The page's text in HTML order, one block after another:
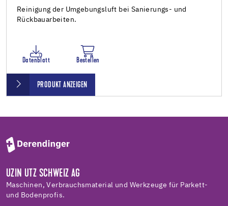
Reinigung der Umgebungsluft bei Sanierungs- und
Rückbauarbeiten.
Datenblatt Bestellen
PRODUKT ANZEIGEN
UZIN UTZ SCHWEIZ AG
Maschinen, Verbrauchsmaterial und Werkzeuge für Parkett-
und Bodenprofis.